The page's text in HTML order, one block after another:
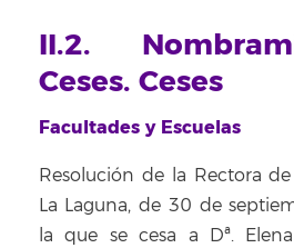
II.2.
Ceses. Ceses
Facultades y Escuelas
Resolución de la Rectora
La Laguna, de 30 de
la que se cesa a Dª.